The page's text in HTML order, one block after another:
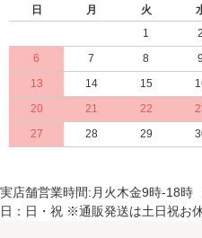
日
月 火
1
2
6
7 8 9
13
14 15
20
21 22
27
28 29
実店舗営業時間:月火木金9時-18
日：日・祝 ※通販発送は土日祝お